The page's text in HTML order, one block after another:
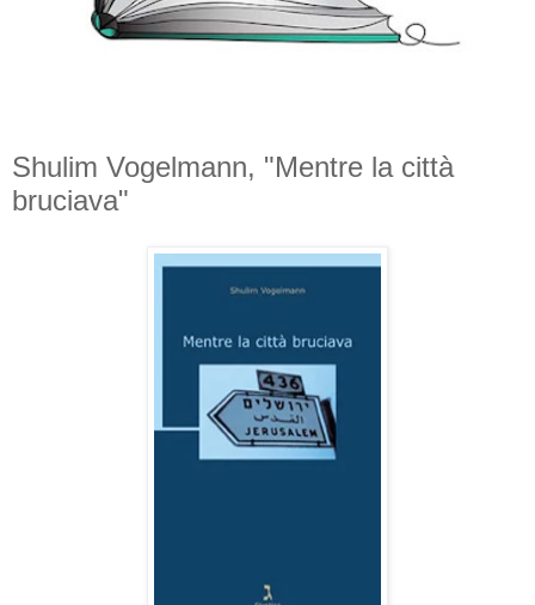
Shulim Vogelmann, "Mentre la città
bruciava"